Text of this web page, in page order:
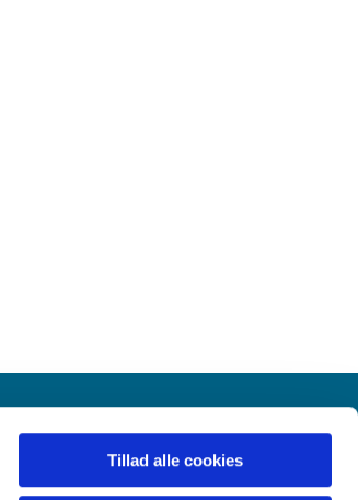
Tillad alle cookies